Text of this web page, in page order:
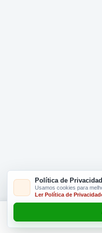
Política de
Usamos cookies para
Ler Política de